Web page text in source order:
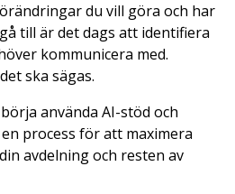
du vill göra och har
till är det dags att identifiera
kommunicera med.
ska sägas.
använda AI-stöd och
process för att maximera
avdelning och resten av